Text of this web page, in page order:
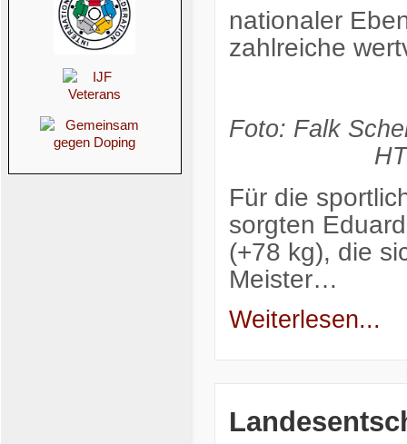
nationaler
zahlreiche
Für die
sorgten
(+78 kg), die
Meister…
Weiterlesen...